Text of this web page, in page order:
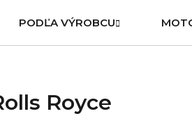
PODĽA VÝROBCU
Royce